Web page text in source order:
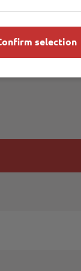
selection